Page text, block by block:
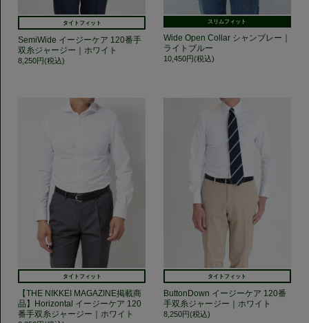
タイトフィット
SemiWide イージーケア 120番手
双糸ジャージー｜ホワイト
8,250円(税込)
スリムフィット
Wide Open Collar シャンブレー｜
ライトブルー
10,450円(税込)
タイトフィット
【THE NIKKEI MAGAZINE掲載商
品】Horizontal イージーケア 120
番手双糸ジャージー｜ホワイト
タイトフィット
ButtonDown イージーケア 120番
手双糸ジャージー｜ホワイト
8,250円(税込)